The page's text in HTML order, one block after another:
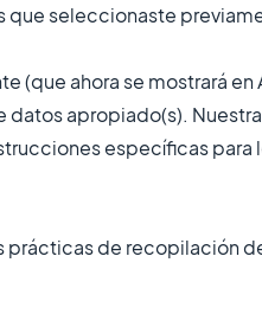
que seleccionaste
(que ahora se mostrará
apropiado(s).
específicas
prácticas de recopilación